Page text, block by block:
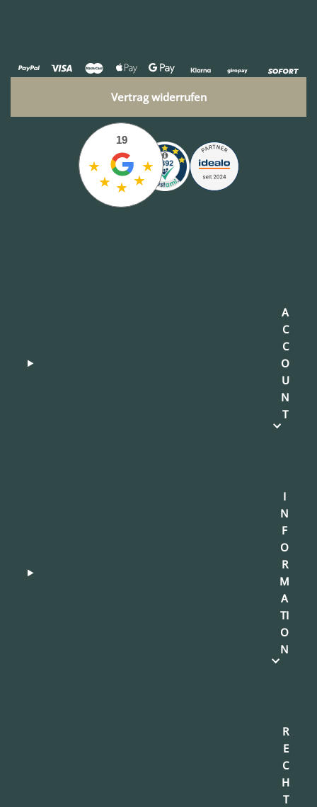
Vertrag widerrufen
★
★ ★ ★
★
19
A
C
C
O
U
N
T
I
N
F
O
R
M
A
TI
O
N
R
E
C
H
T